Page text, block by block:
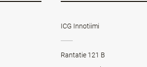
ICG Innotiimi
Rantatie 121 B